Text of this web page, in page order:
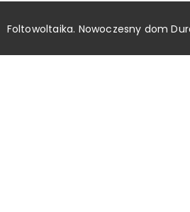
Foltowoltaika. Nowoczesny dom